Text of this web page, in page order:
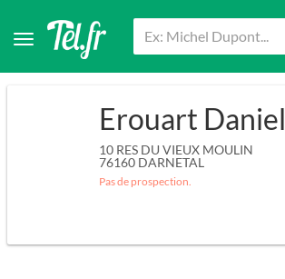
Erouart Daniel
10 RES DU VIEUX MOULIN
76160 DARNETAL
Pas de prospection.